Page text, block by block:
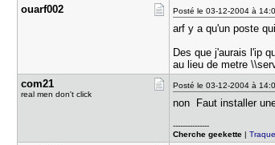
ouarf002
Posté le 03-12-2004 à
arf y a qu'un poste
Des que j'aurais l'ip
au lieu de metre
com21
real men don't click
Posté le 03-12-2004 à
non Faut installer
---------------
Cherche geekette |